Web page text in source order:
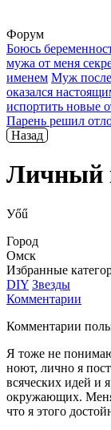
Форум
Боюсь
мужа от меня
именем Муж
оказался
испортить новые
Парень решил
Назад
Личный
Уőű
Город
Омск
Избранные
DIY Звезды
Комментарии
Комментарии
Я тоже не
ноют, лично я
всяческих идей и
окружающих.
что я этого